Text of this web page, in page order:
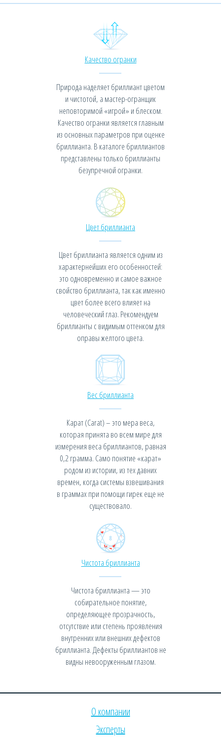
Качество огранки
Природа наделяет бриллиант цветом
и чистотой, а мастер-огранщик
неповторимой «игрой» и блеском.
Качество огранки является главным
из основных параметров при оценке
бриллианта. В каталоге бриллиантов
представлены только бриллианты
безупречной огранки.
Цвет бриллианта
Цвет бриллианта является одним из
характернейших его особенностей:
это одновременно и самое важное
свойство бриллианта, так как именно
цвет более всего влияет на
человеческий глаз. Рекомендуем
бриллианты с видимым оттенком для
оправы желтого цвета.
Вес бриллианта
Карат (Carat) – это мера веса,
которая принята во всем мире для
измерения веса бриллиантов, равная
0,2 грамма. Само понятие «карат»
родом из истории, из тех давних
времен, когда системы взвешивания
в граммах при помощи гирек еще не
существовало.
Чистота бриллианта
Чистота бриллианта — это
собирательное понятие,
определяющее прозрачность,
отсутствие или степень проявления
внутренних или внешних дефектов
бриллианта. Дефекты бриллиантов не
видны невооруженным глазом.
О компании
Эксперты